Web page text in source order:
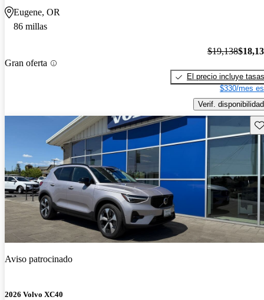
Eugene, OR
86 millas
Gran oferta
$19,138
El precio incluye tasas
$330/mes
Verif. disponibilidad
Aviso patrocinado
2026 Volvo XC40